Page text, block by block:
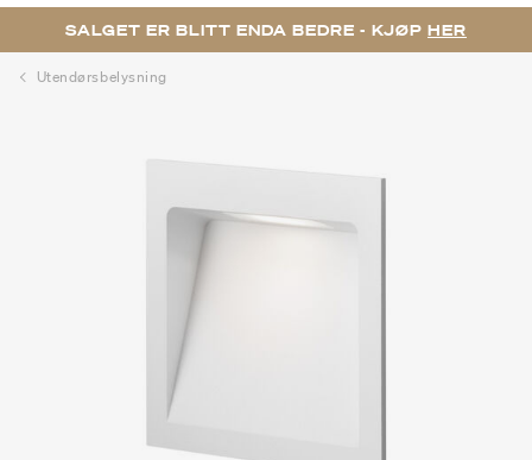
SALGET ER BLITT ENDA BEDRE - KJØP HER
Utendørsbelysning